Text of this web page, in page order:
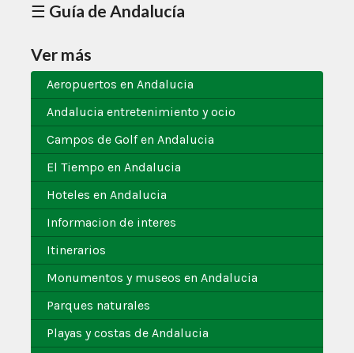
☰ Guía de Andalucía
Ver más
Aeropuertos en Andalucia
Andalucia entretenimiento y ocio
Campos de Golf en Andalucia
El Tiempo en Andalucia
Hoteles en Andalucia
Informacion de interes
Itinerarios
Monumentos y museos en Andalucia
Parques naturales
Playas y costas de Andalucia